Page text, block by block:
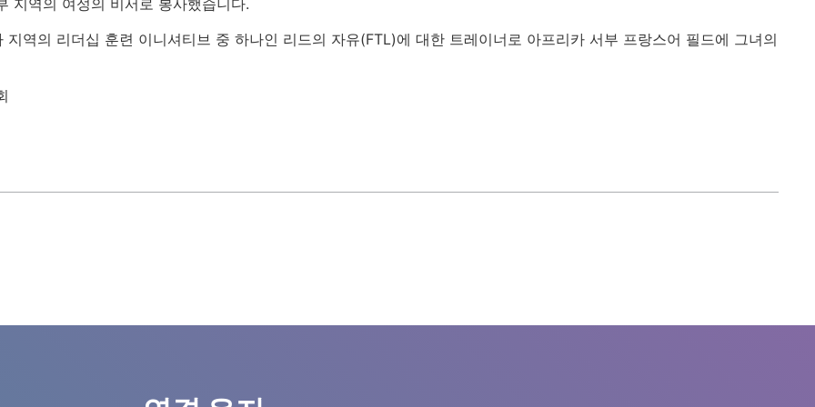
지역의 여성의 비서로 봉사했습니다.
역의 리더십 훈련 이니셔티브 중 하나인 리드의 자유(FTL)에 대한 트레이너로 아프리카 서부 프랑스어 필드에 그녀의